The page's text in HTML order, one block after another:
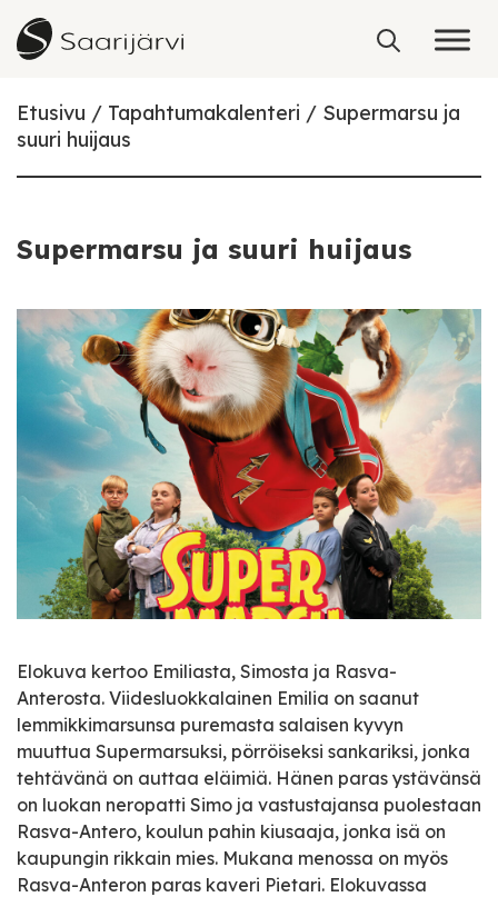
Skip to content
Etusivu Tapahtumakalenteri
Supermarsu ja
suuri huijaus
Supermarsu ja suuri huijaus
Elokuva kertoo Emiliasta, Simosta ja Rasva-
Anterosta. Viidesluokkalainen Emilia on saanut
lemmikkimarsunsa puremasta salaisen kyvyn
muuttua Supermarsuksi, pörröiseksi sankariksi, jonka
tehtävänä on auttaa eläimiä. Hänen paras ystävänsä
on luokan neropatti Simo ja vastustajansa puolestaan
Rasva-Antero, koulun pahin kiusaaja, jonka isä on
kaupungin rikkain mies. Mukana menossa on myös
Rasva-Anteron paras kaveri Pietari. Elokuvassa